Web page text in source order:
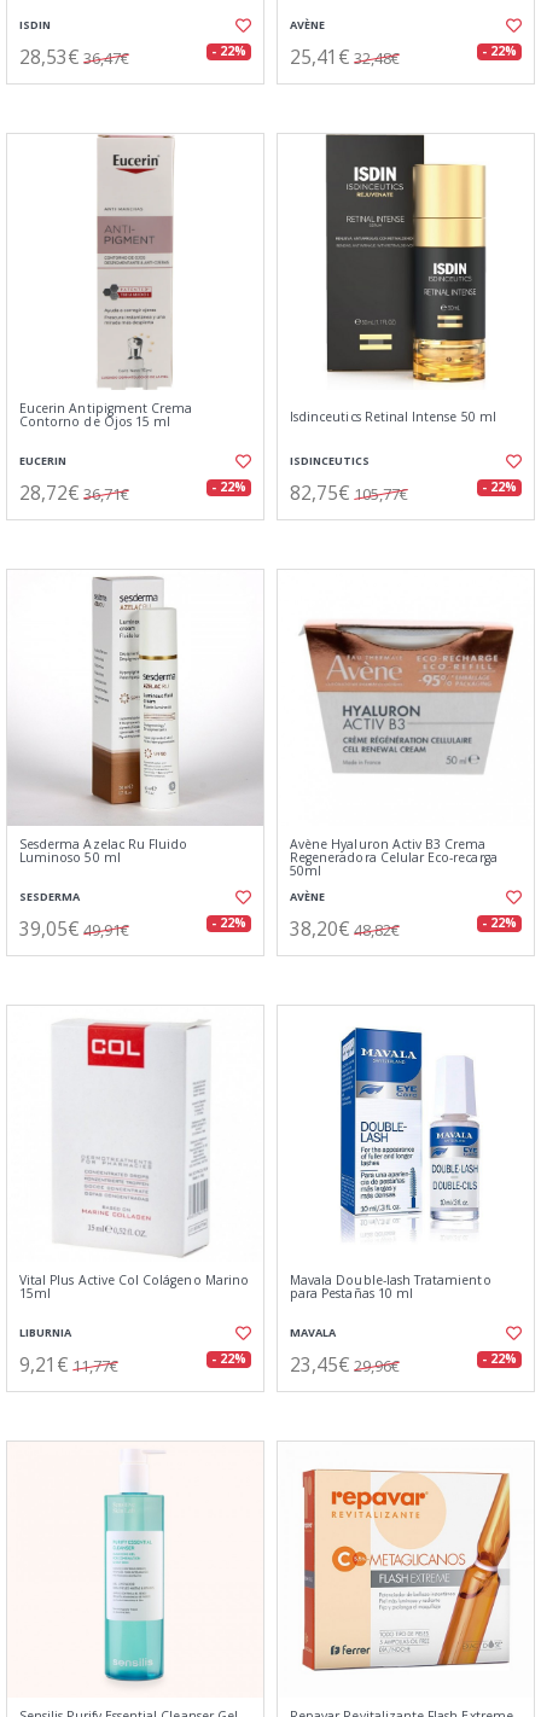
ISDIN
28,53€ 36,47€ - 22%
AVÈNE
25,41€ 32,48€ - 22%
Eucerin Antipigment Crema
Contorno de Ojos 15 ml
EUCERIN
28,72€ 36,71€ - 22%
Isdinceutics Retinal Intense 50 ml
ISDINCEUTICS
82,75€ 105,77€ - 22%
Sesderma Azelac Ru Fluido
Luminoso 50 ml
SESDERMA
39,05€ 49,91€ - 22%
Avène Hyaluron Activ B3 Crema
Regeneradora Celular Eco-recarga
50ml
AVÈNE
38,20€ 48,82€ - 22%
Vital Plus Active Col Colágeno Marino
15ml
LIBURNIA
9,21€ 11,77€ - 22%
Mavala Double-lash Tratamiento
para Pestañas 10 ml
MAVALA
23,45€ 29,96€ - 22%